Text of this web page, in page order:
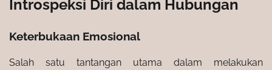
Introspeksi Diri dalam Hubungan
Keterbukaan Emosional
Salah satu tantangan utama dalam melakukan